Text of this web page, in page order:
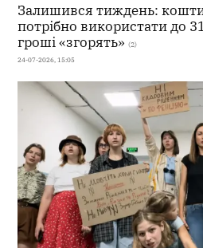
Залишився тиждень:
потрібно використати до
гроші «згорять» (2)
24-07-2026, 15:05